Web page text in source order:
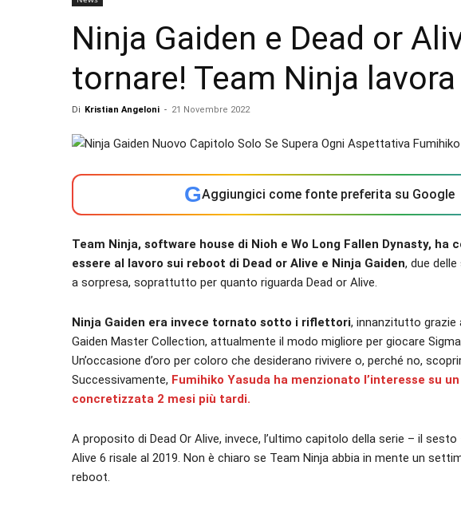
Ninja Gaiden e Dead or
tornare! Team Ninja
Di Kristian Angeloni - 21 Novembre 2022
GAggiungici come fonte preferita su Google
Team Ninja, software house di Nioh e Wo Long Fallen Dynasty,
essere al lavoro sui reboot di Dead or Alive e Ninja Gaiden, due
a sorpresa, soprattutto per quanto riguarda Dead or Alive.
Ninja Gaiden era invece tornato sotto i riflettori, innanzitutto grazie
Gaiden Master Collection, attualmente il modo migliore per giocare Sigma,
Un’occasione d’oro per coloro che desiderano rivivere o, perché no,
Successivamente, Fumihiko Yasuda ha menzionato l’interesse su
concretizzata 2 mesi più tardi.
A proposito di Dead Or Alive, invece, l’ultimo capitolo della serie – il
Alive 6 risale al 2019. Non è chiaro se Team Ninja abbia in mente un
reboot.